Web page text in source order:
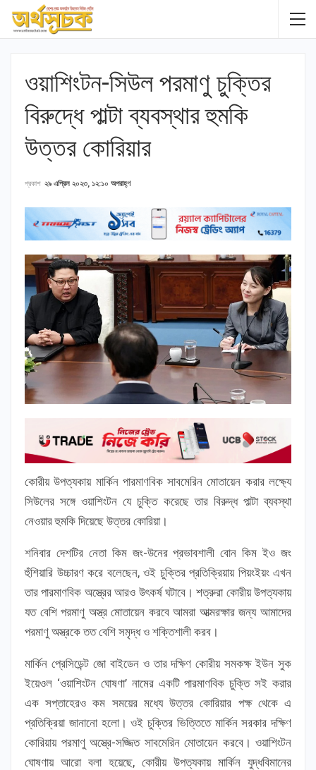
ওয়াশিংটন-সিউল পরমাণু চুক্তির
বিরুদ্ধে পাল্টা ব্যবস্থার হুমকি
উত্তর কোরিয়ার
প্রকাশ ২৯ এপ্রিল ২০২৩, ১২:১০ অপরাহ্ণ
কোরীয় উপত্যকায় মার্কিন পারমাণবিক সাবমেরিন মোতায়েন করার লক্ষ্যে
সিউলের সঙ্গে ওয়াশিংটন যে চুক্তি করেছে তার বিরুদ্ধ পাল্টা ব্যবস্থা
নেওয়ার হুমকি দিয়েছে উত্তর কোরিয়া।
শনিবার দেশটির নেতা কিম জং-উনের প্রভাবশালী বোন কিম ইও জং
হুঁশিয়ারি উচ্চারণ করে বলেছেন, ওই চুক্তির প্রতিক্রিয়ায় পিয়ংইয়ং এখন
তার পারমাণবিক অস্ত্রের আরও উৎকর্ষ ঘটাবে। শত্রুরা কোরীয় উপত্যকায়
যত বেশি পরমাণু অস্ত্র মোতায়েন করবে আমরা আত্মরক্ষার জন্য আমাদের
পরমাণু অস্ত্রকে তত বেশি সমৃদ্ধ ও শক্তিশালী করব।
মার্কিন প্রেসিডেন্ট জো বাইডেন ও তার দক্ষিণ কোরীয় সমকক্ষ ইউন সুক
ইয়েওল ‘ওয়াশিংটন ঘোষণা’ নামের একটি পারমাণবিক চুক্তি সই করার
এক সপ্তাহেরও কম সময়ের মধ্যে উত্তর কোরিয়ার পক্ষ থেকে এ
প্রতিক্রিয়া জানানো হলো। ওই চুক্তির ভিত্তিতে মার্কিন সরকার দক্ষিণ
কোরিয়ায় পরমাণু অস্ত্রে-সজ্জিত সাবমেরিন মোতায়েন করবে। ওয়াশিংটন
ঘোষণায় আরো বলা হয়েছে, কোরীয় উপত্যকায় মার্কিন যুদ্ধবিমানের